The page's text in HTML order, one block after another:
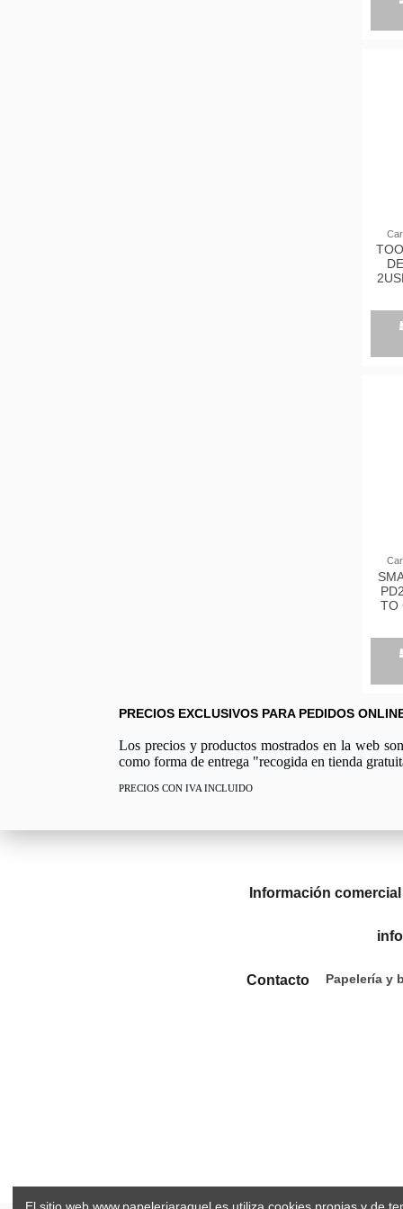
A/
TO
PRECIOS EXCLUSIVOS PARA PEDIDOS
Los precios y productos mostrados en la web
como forma de entrega "recogida en tienda
PRECIOS CON IVA INCLUIDO
Información comercial
Contacto Papelería y